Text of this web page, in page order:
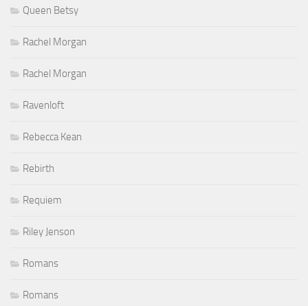
Queen Betsy
Rachel Morgan
Rachel Morgan
Ravenloft
Rebecca Kean
Rebirth
Requiem
Riley Jenson
Romans
Romans